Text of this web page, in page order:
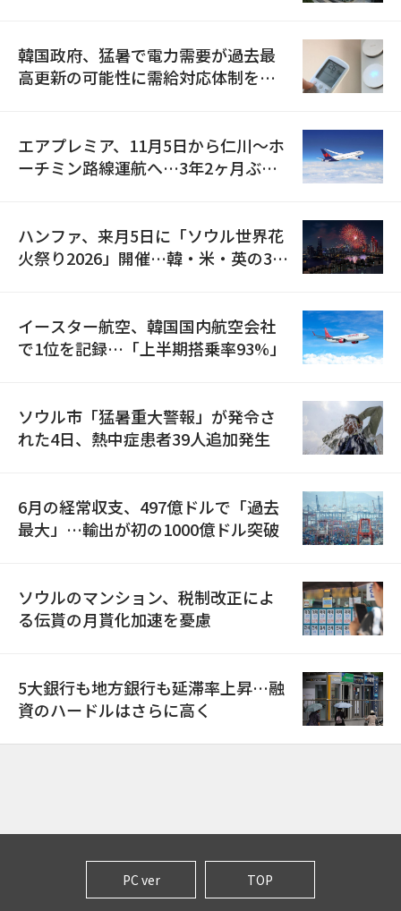
韓国政府、猛暑で電力需要が過去最
高更新の可能性に需給対応体制を点
エアプレミア、11月5日から仁川〜ホ
ーチミン路線運航へ…3年2ヶ月ぶり
ハンファ、来月5日に「ソウル世界花
火祭り2026」開催…韓・米・英の3カ
イースター航空、韓国国内航空会社
で1位を記録…「上半期搭乗率93%」
ソウル市「猛暑重大警報」が発令さ
れた4日、熱中症患者39人追加発生
6月の経常収支、497億ドルで「過去
最大」…輸出が初の1000億ドル突破
ソウルのマンション、税制改正によ
る伝貰の月貰化加速を憂慮
5大銀行も地方銀行も延滞率上昇…融
資のハードルはさらに高く
PC ver TOP